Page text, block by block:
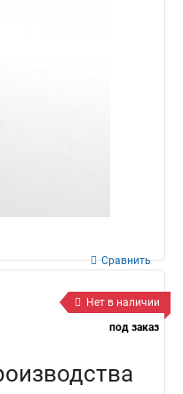
Сравнить
Нет в наличии
под заказ